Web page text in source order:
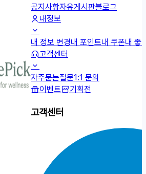
공지사항자유게시판블로그
내정보
내 정보 변경내 포인트내 쿠폰내 좋
고객센터
자주묻는질문1:1 문의
이벤트
기획전
고객센터